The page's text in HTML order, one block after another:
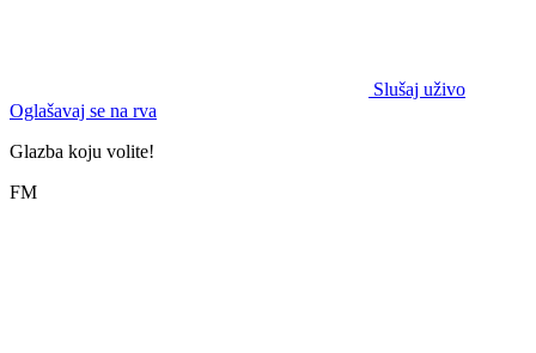
Slušaj uživo
Oglašavaj se na rva
Glazba koju volite!
FM